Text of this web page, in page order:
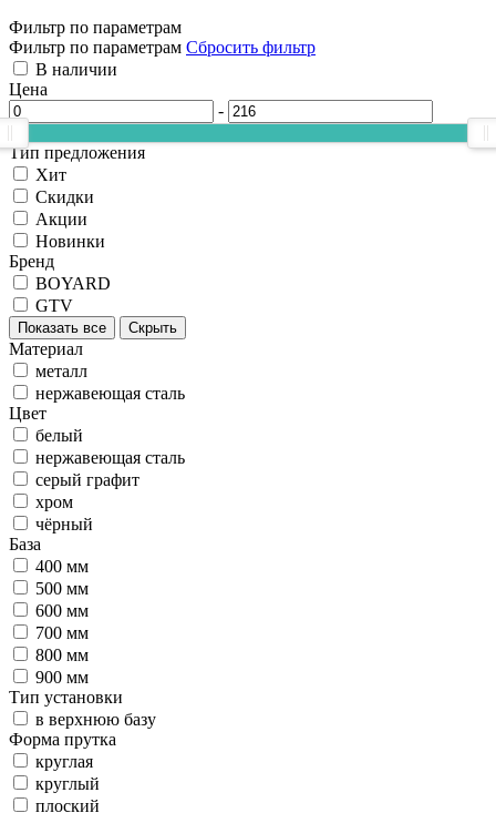
Фильтр по параметрам
Фильтр по параметрам Сбросить фильтр
В наличии
Цена
-
Тип предложения
Хит
Скидки
Акции
Новинки
Бренд
BOYARD
GTV
Показать все Скрыть
Материал
металл
нержавеющая сталь
Цвет
белый
нержавеющая сталь
серый графит
хром
чёрный
База
400 мм
500 мм
600 мм
700 мм
800 мм
900 мм
Тип установки
в верхнюю базу
Форма прутка
круглая
круглый
плоский